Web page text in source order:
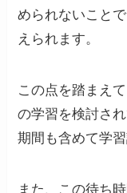
められないこと
えられます。
この点を踏まえ
の学習を検討さ
期間も含めて学
また、この待ち